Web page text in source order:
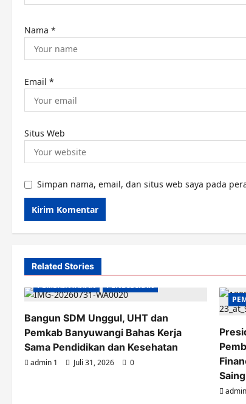
n
Nama *
Email *
Situs Web
Simpan nama, email, dan situs web saya pada
Related Stories
PEMERINTAHAN
PENDIDIKAN
Bangun SDM Unggul, UHT dan
Pemkab Banyuwangi Bahas Kerja
Sama Pendidikan dan Kesehatan
admin 1 Juli 31, 2026 0